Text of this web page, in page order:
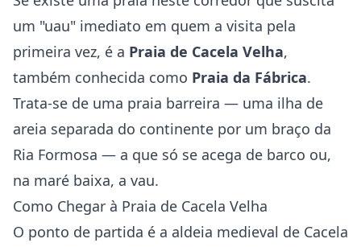
um "uau" imediato em quem a visita pela
primeira vez, é a Praia de Cacela Velha,
também conhecida como Praia da Fábrica.
Trata-se de uma praia barreira — uma ilha de
areia separada do continente por um braço da
Ria Formosa — a que só se acega de barco ou,
na maré baixa, a vau.
Como Chegar à Praia de Cacela Velha
O ponto de partida é a aldeia medieval de Cacela